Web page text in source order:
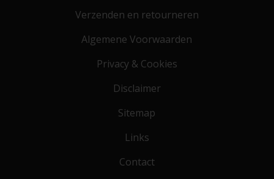
Verzenden en retourneren
Algemene Voorwaarden
Privacy & Cookies
Disclaimer
Sitemap
Links
Contact